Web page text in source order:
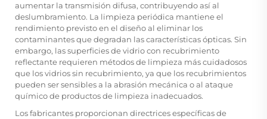
aumentar la transmisión difusa, contribuyendo así al
deslumbramiento. La limpieza periódica mantiene el
rendimiento previsto en el diseño al eliminar los
contaminantes que degradan las características ópticas. Sin
embargo, las superficies de vidrio con recubrimiento
reflectante requieren métodos de limpieza más cuidadosos
que los vidrios sin recubrimiento, ya que los recubrimientos
pueden ser sensibles a la abrasión mecánica o al ataque
químico de productos de limpieza inadecuados.
Los fabricantes proporcionan directrices específicas de